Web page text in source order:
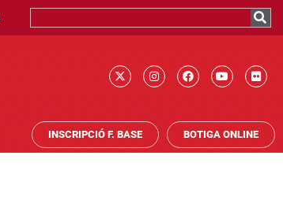
INSCRIPCIÓ F. BASE BOTIGA ONLINE